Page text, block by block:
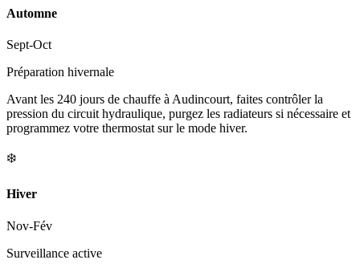
Automne
Sept-Oct
Préparation hivernale
Avant les 240 jours de chauffe à Audincourt, faites contrôler la
pression du circuit hydraulique, purgez les radiateurs si nécessaire et
programmez votre thermostat sur le mode hiver.
❄️
Hiver
Nov-Fév
Surveillance active